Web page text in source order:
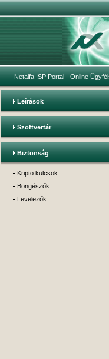
Netalfa ISP Portal - Online
Leírások
Szoftvertár
Biztonság
Kripto kulcsok
Böngészők
Levelezők